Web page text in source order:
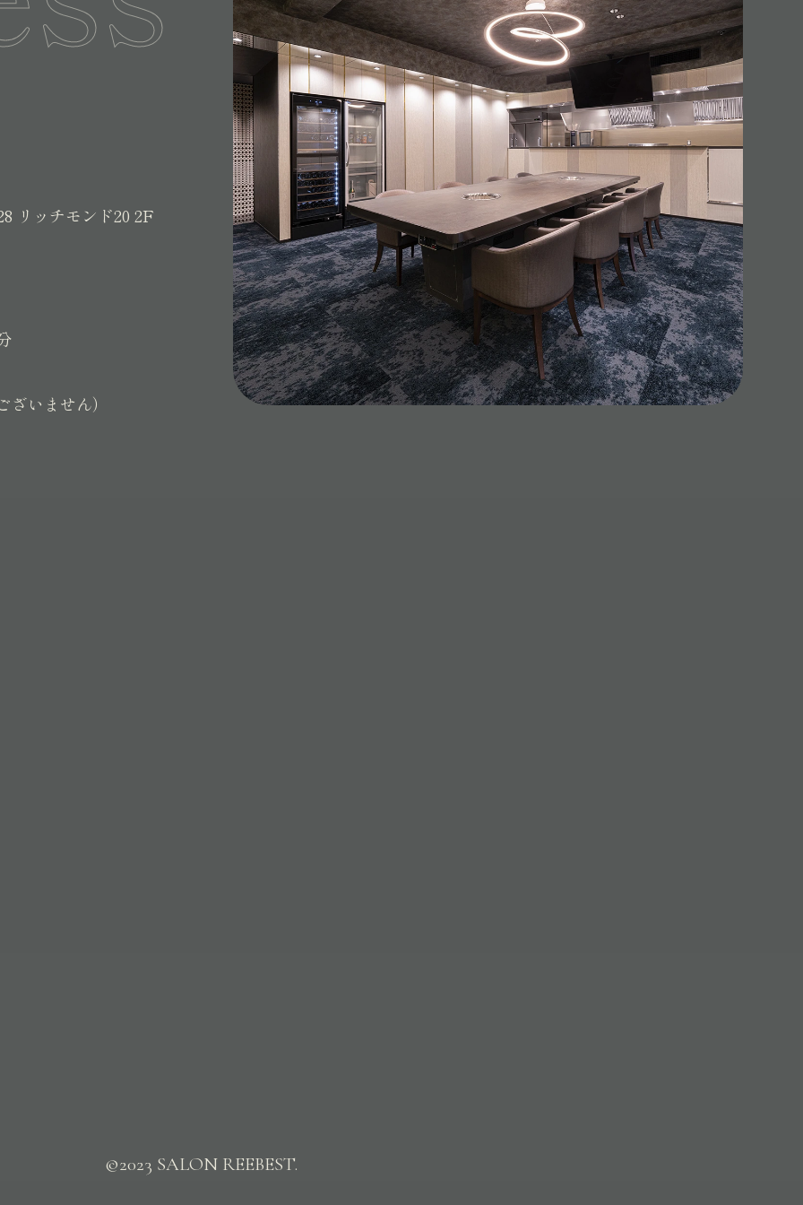
リッチモンド20 2F
ざいません）
©2023 SALON REEBEST.